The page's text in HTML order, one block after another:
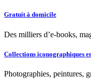
Gratuit à domicile
Des milliers d’e-books,
Collections iconographiques
Photographies, peintures,